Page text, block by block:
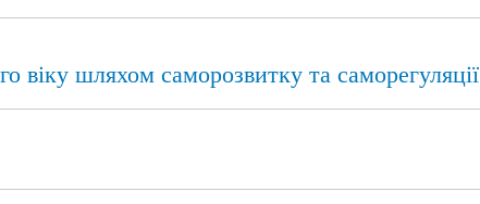
віку шляхом саморозвитку та саморегуляції